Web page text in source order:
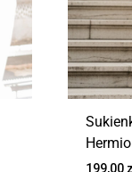
199,00